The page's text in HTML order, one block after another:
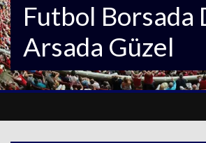
Futbol Borsada
Arsada Güzel